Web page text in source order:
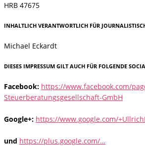
HRB 47675
INHALTLICH VERANTWORTLICH FÜR
Michael Eckardt
DIESES IMPRESSUM GILT AUCH FÜR FOLGENDE
Facebook: https://www.facebook.com/
Steuerberatungsgesellschaft-GmbH
Google+: https://www.google.com/
und https://plus.google.com/…